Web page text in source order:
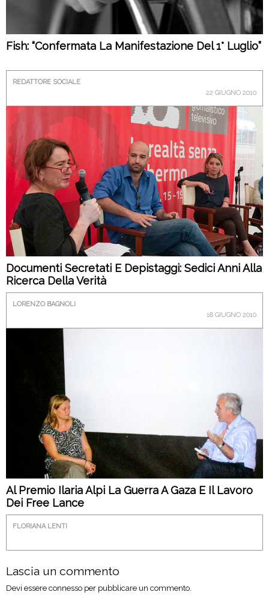
Fish: “Confermata La Manifestazione Del 1° Luglio”
REDATTORE SOCIALE
22 GIUGNO 2010
Documenti Secretati E Depistaggi: Sedici Anni Alla
Ricerca Della Verità
LORENZO BAGNOLI
18 GIUGNO 2010
Al Premio Ilaria Alpi La Guerra A Gaza E Il Lavoro
Dei Free Lance
FLORIANA LENTI
Lascia un commento
Devi essere connesso per pubblicare un commento.